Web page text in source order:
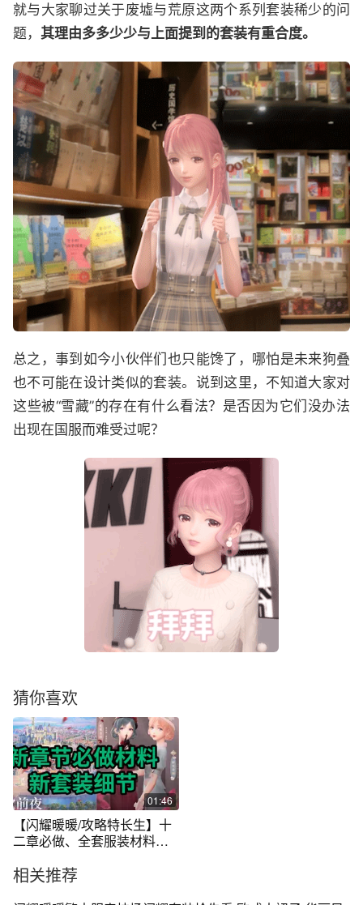
就与大家聊过关于废墟与荒原这两个系列套装稀少的问
题， 其理由多多少少与上面提到的套装有重合度。
总之，事到如今小伙伴们也只能馋了，哪怕是未来狗叠
也不可能在设计类似的套装。说到这里，不知道大家对
这些被“雪藏”的存在有什么看法？是否因为它们没办法
出现在国服而难受过呢？
猜你喜欢
01:46
【闪耀暖暖/攻略特长生】十
二章必做、全套服装材料；
相关推荐